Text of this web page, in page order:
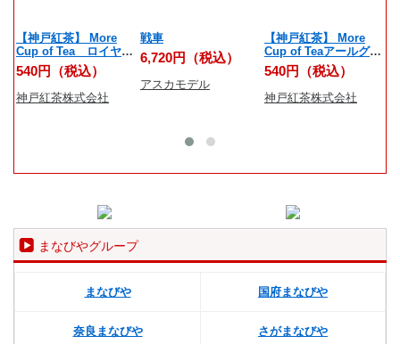
【神戸紅茶】 More
Cup of Tea ロイヤル
ダージリン 7ティーバ
ッグス
540円（税込）
神戸紅茶株式会社
戦車
6,720円（税込）
アスカモデル
【神戸紅茶】 More
Cup of Teaアールグレ
イオレンジリッチ 7テ
ィーバッグス
540円（税込）
神戸紅茶株式会社
まなびやグループ
まなびや 国府まなびや
奈良まなびや さがまなびや